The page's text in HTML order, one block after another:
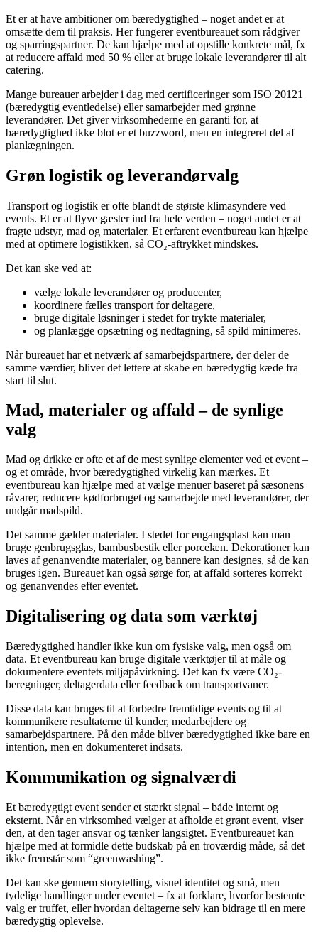
Et er at have ambitioner om bæredygtighed – noget andet er at
omsætte dem til praksis. Her fungerer eventbureauet som rådgiver
og sparringspartner. De kan hjælpe med at opstille konkrete mål, fx
at reducere affald med 50 % eller at bruge lokale leverandører til alt
catering.
Mange bureauer arbejder i dag med certificeringer som ISO 20121
(bæredygtig eventledelse) eller samarbejder med grønne
leverandører. Det giver virksomhederne en garanti for, at
bæredygtighed ikke blot er et buzzword, men en integreret del af
planlægningen.
Grøn logistik og leverandørvalg
Transport og logistik er ofte blandt de største klimasyndere ved
events. Et er at flyve gæster ind fra hele verden – noget andet er at
fragte udstyr, mad og materialer. Et erfarent eventbureau kan hjælpe
med at optimere logistikken, så CO₂-aftrykket mindskes.
Det kan ske ved at:
vælge lokale leverandører og producenter,
koordinere fælles transport for deltagere,
bruge digitale løsninger i stedet for trykte materialer,
og planlægge opsætning og nedtagning, så spild minimeres.
Når bureauet har et netværk af samarbejdspartnere, der deler de
samme værdier, bliver det lettere at skabe en bæredygtig kæde fra
start til slut.
Mad, materialer og affald – de synlige
valg
Mad og drikke er ofte et af de mest synlige elementer ved et event –
og et område, hvor bæredygtighed virkelig kan mærkes. Et
eventbureau kan hjælpe med at vælge menuer baseret på sæsonens
råvarer, reducere kødforbruget og samarbejde med leverandører, der
undgår madspild.
Det samme gælder materialer. I stedet for engangsplast kan man
bruge genbrugsglas, bambusbestik eller porcelæn. Dekorationer kan
laves af genanvendte materialer, og bannere kan designes, så de kan
bruges igen. Bureauet kan også sørge for, at affald sorteres korrekt
og genanvendes efter eventet.
Digitalisering og data som værktøj
Bæredygtighed handler ikke kun om fysiske valg, men også om
data. Et eventbureau kan bruge digitale værktøjer til at måle og
dokumentere eventets miljøpåvirkning. Det kan fx være CO₂-
beregninger, deltagerdata eller feedback om transportvaner.
Disse data kan bruges til at forbedre fremtidige events og til at
kommunikere resultaterne til kunder, medarbejdere og
samarbejdspartnere. På den måde bliver bæredygtighed ikke bare en
intention, men en dokumenteret indsats.
Kommunikation og signalværdi
Et bæredygtigt event sender et stærkt signal – både internt og
eksternt. Når en virksomhed vælger at afholde et grønt event, viser
den, at den tager ansvar og tænker langsigtet. Eventbureauet kan
hjælpe med at formidle dette budskab på en troværdig måde, så det
ikke fremstår som “greenwashing”.
Det kan ske gennem storytelling, visuel identitet og små, men
tydelige handlinger under eventet – fx at forklare, hvorfor bestemte
valg er truffet, eller hvordan deltagerne selv kan bidrage til en mere
bæredygtig oplevelse.